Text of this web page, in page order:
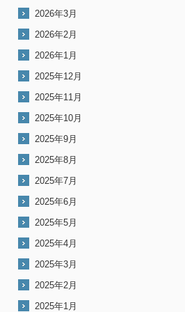
2026年3月
2026年2月
2026年1月
2025年12月
2025年11月
2025年10月
2025年9月
2025年8月
2025年7月
2025年6月
2025年5月
2025年4月
2025年3月
2025年2月
2025年1月